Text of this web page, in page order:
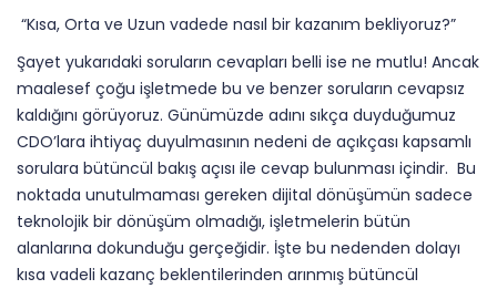
“Kısa, Orta ve Uzun vadede nasıl bir kazanım bekliyoruz?”
Şayet yukarıdaki soruların cevapları belli ise ne mutlu! Ancak
maalesef çoğu işletmede bu ve benzer soruların cevapsız
kaldığını görüyoruz. Günümüzde adını sıkça duyduğumuz
CDO’lara ihtiyaç duyulmasının nedeni de açıkçası kapsamlı
sorulara bütüncül bakış açısı ile cevap bulunması içindir. Bu
noktada unutulmaması gereken dijital dönüşümün sadece
teknolojik bir dönüşüm olmadığı, işletmelerin bütün
alanlarına dokunduğu gerçeğidir. İşte bu nedenden dolayı
kısa vadeli kazanç beklentilerinden arınmış bütüncül